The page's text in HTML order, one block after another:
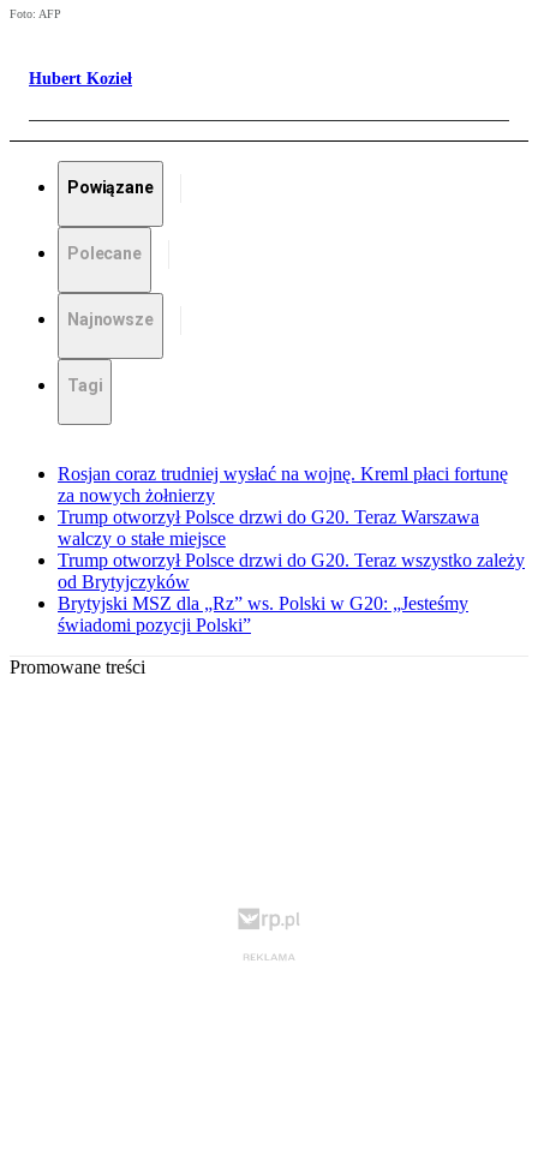
Foto: AFP
Hubert Kozieł
Powiązane
Polecane
Najnowsze
Tagi
Rosjan coraz trudniej wysłać na wojnę. Kreml płaci fortunę
za nowych żołnierzy
Trump otworzył Polsce drzwi do G20. Teraz Warszawa
walczy o stałe miejsce
Trump otworzył Polsce drzwi do G20. Teraz wszystko zależy
od Brytyjczyków
Brytyjski MSZ dla „Rz” ws. Polski w G20: „Jesteśmy
świadomi pozycji Polski”
Promowane treści